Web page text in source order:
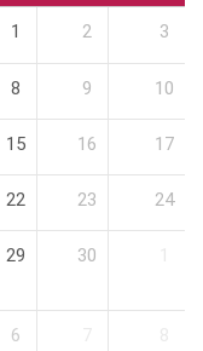
1 2 3
8 9 10
15 16 17
22 23 24
29 30
6